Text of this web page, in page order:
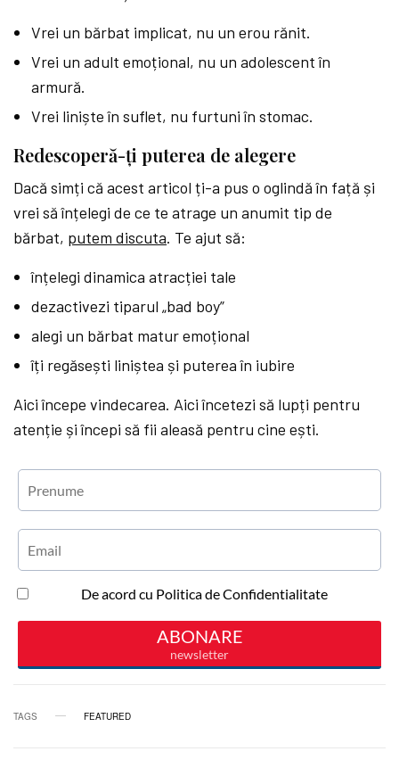
Vrei un bărbat implicat, nu un erou rănit.
Vrei un adult emoțional, nu un adolescent în
armură.
Vrei liniște în suflet, nu furtuni în stomac.
Redescoperă-ți puterea de alegere
Dacă simți că acest articol ți-a pus o oglindă în față și
vrei să înțelegi de ce te atrage un anumit tip de
bărbat, putem discuta. Te ajut să:
înțelegi dinamica atracției tale
dezactivezi tiparul „bad boy”
alegi un bărbat matur emoțional
îți regăsești liniștea și puterea în iubire
Aici începe vindecarea. Aici încetezi să lupți pentru
atenție și începi să fii aleasă pentru cine ești.
TAGS FEATURED